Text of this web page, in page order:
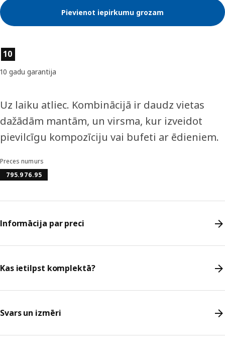
Pievienot iepirkumu grozam
Preces īpašības
10
10 gadu garantija
Uz laiku atliec. Kombinācijā ir daudz vietas
dažādām mantām, un virsma, kur izveidot
pievilcīgu kompozīciju vai bufeti ar ēdieniem.
Preces numurs
795.976.95
Informācija par preci
Kas ietilpst komplektā?
Svars un izmēri